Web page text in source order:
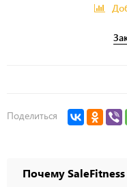
Поделиться
Почему SaleFitness